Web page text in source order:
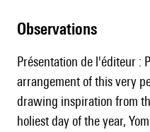
observations
Présentation de l'éditeur :
arrangement of this very
drawing inspiration from
holiest day of the year,